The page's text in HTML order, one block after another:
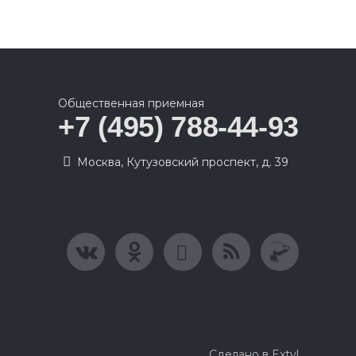
Общественная приемная
+7 (495) 788-44-93
Москва, Кутузовский проспект, д. 39